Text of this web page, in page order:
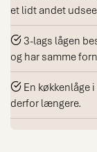
et lidt andet
3-lags lågen
og har samme
En køkkenlåge
derfor længere.